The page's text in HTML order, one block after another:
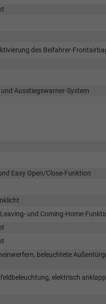
des Beifahrer-
Ausstiegswarner-System
Easy Open/Close-Funktion
und Coming-Home-
beleuchtete
elektrisch